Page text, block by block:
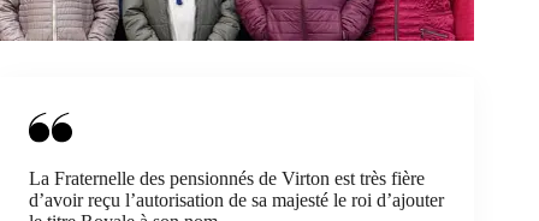
La Fraternelle des pensionnés de Virton est très fière
d’avoir reçu l’autorisation de sa majesté le roi d’ajouter